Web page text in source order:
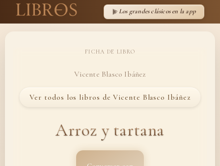
Los grandes clásicos en la app
FICHA DE LIBRO
Vicente Blasco Ibáñez
Ver todos los libros de Vicente Blasco Ibáñez
Arroz y tartana